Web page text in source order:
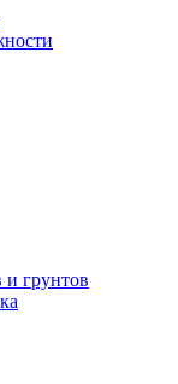
и грунтов